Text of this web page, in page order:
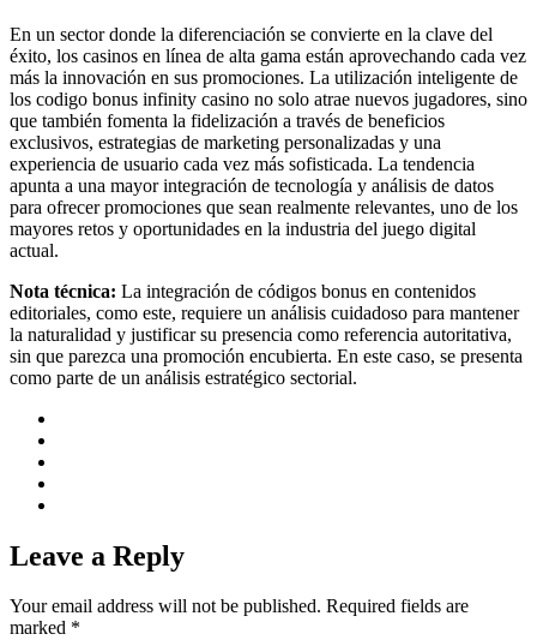
En un sector donde la diferenciación se convierte en la clave del
éxito, los casinos en línea de alta gama están aprovechando cada vez
más la innovación en sus promociones. La utilización inteligente de
los codigo bonus infinity casino no solo atrae nuevos jugadores, sino
que también fomenta la fidelización a través de beneficios
exclusivos, estrategias de marketing personalizadas y una
experiencia de usuario cada vez más sofisticada. La tendencia
apunta a una mayor integración de tecnología y análisis de datos
para ofrecer promociones que sean realmente relevantes, uno de los
mayores retos y oportunidades en la industria del juego digital
actual.
Nota técnica: La integración de códigos bonus en contenidos
editoriales, como este, requiere un análisis cuidadoso para mantener
la naturalidad y justificar su presencia como referencia autoritativa,
sin que parezca una promoción encubierta. En este caso, se presenta
como parte de un análisis estratégico sectorial.
Leave a Reply
Your email address will not be published. Required fields are
marked *